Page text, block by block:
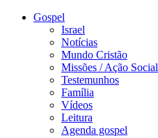
Gospel
Israel
Notícias
Mundo Cristão
Missões / Ação Social
Testemunhos
Família
Vídeos
Leitura
Agenda gospel